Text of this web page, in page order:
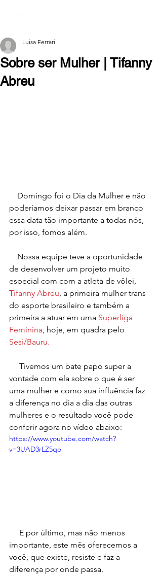
Sobre ser Mulher | Tifanny
Abreu
Luisa Ferrari
poderíamos deixar passar em branco
essa data tão importante a todas nós,
por isso, fomos além.
de desenvolver um projeto muito
especial com com a atleta de vôlei,
Tifanny Abreu, a primeira mulher trans
do esporte brasileiro e também a
primeira a atuar em uma Superliga
Feminina, hoje, em quadra pelo
Sesi/Bauru.
vontade com ela sobre o que é ser
uma mulher e como sua influência faz
a diferença no dia a dia das outras
mulheres e o resultado você pode
conferir agora no vídeo abaixo:
https://www.youtube.com/watch?
v=3UAD3rLZ5qo
importante, este mês oferecemos a
você, que existe, resiste e faz a
diferença por onde passa.